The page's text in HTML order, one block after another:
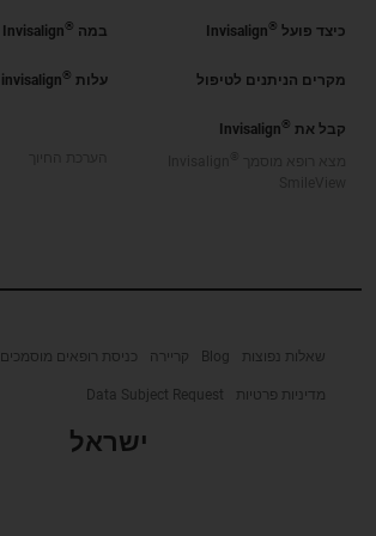
כיצד פועל ®
Invisalign במה ®Invisalign שונה?
מקרים הניתנים לטיפול עלות ®
invisalign
קבל את ®
Invisalign
שאלות נפוצות Blog קריירה כניסת רופאים מוסמכים
מדיניות פרטיות Data Subject Request
ישראל